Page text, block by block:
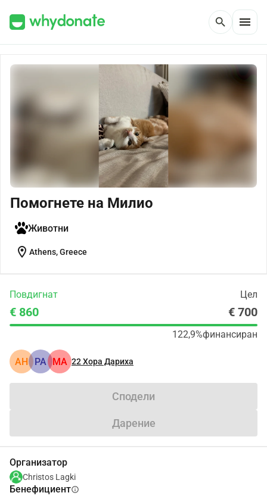
search menu
Помогнете на Милио
Животни
location_on Athens, Greece
Повдигнат Цел
€ 860 € 700
122,9%финансиран
АН PA ΜΑ 22Хора Дариха
Сподели
Дарение
Организатор
Christos Lagki
Бенефициентinfo